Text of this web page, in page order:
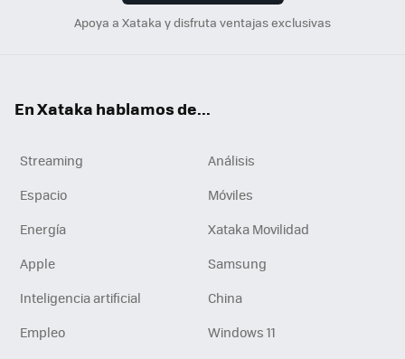
Apoya a Xataka y disfruta ventajas exclusivas
En Xataka hablamos de...
Streaming
Análisis
Espacio
Móviles
Energía
Xataka Movilidad
Apple
Samsung
Inteligencia artificial
China
Empleo
Windows 11